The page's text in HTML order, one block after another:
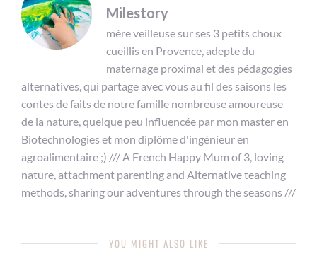
Milestory
mère veilleuse sur ses 3 petits choux
cueillis en Provence, adepte du
maternage proximal et des pédagogies
alternatives, qui partage avec vous au fil des saisons les
contes de faits de notre famille nombreuse amoureuse
de la nature, quelque peu influencée par mon master en
Biotechnologies et mon diplôme d'ingénieur en
agroalimentaire ;) /// A French Happy Mum of 3, loving
nature, attachment parenting and Alternative teaching
methods, sharing our adventures through the seasons ///
YOU MIGHT ALSO LIKE